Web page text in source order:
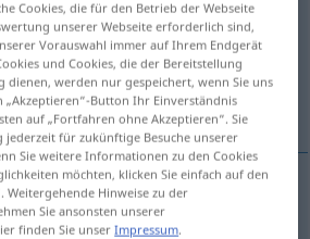
anklicken/antippen)
imprecar
Cookies, die für den Betrieb der Webseite
unserer Webseite erforderlich sind,
Vorauswahl immer auf Ihrem Endgerät
und Cookies, die der Bereitstellung
dienen, werden nur gespeichert, wenn Sie uns
„Akzeptieren“-Button Ihr Einverständnis
auf „Fortfahren ohne Akzeptieren“. Sie
für zukünftige Besuche unserer
Sie weitere Informationen zu den Cookies
möchten, klicken Sie einfach auf den
Weitergehende Hinweise zu der
Sie ansonsten unserer
finden Sie unserImpressum.